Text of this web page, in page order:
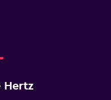
Hertz